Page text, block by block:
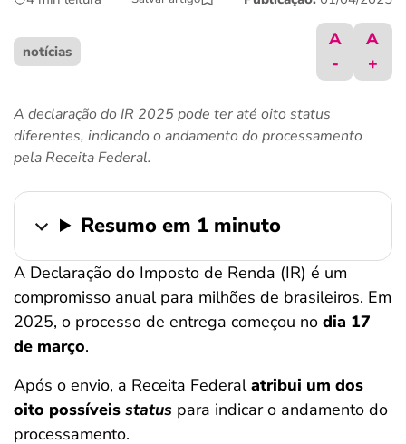
crédito fácil
ferramentas
notícias
A
-
A
+
A declaração do IR 2025 pode ter até oito status
diferentes, indicando o andamento do processamento
pela Receita Federal.
Resumo em 1 minuto
A Declaração do Imposto de Renda (IR) é um
compromisso anual para milhões de brasileiros. Em
2025, o processo de entrega começou no dia 17
de março.
Após o envio, a Receita Federalatribui um dos
oito possíveis status para indicar o andamento do
processamento.